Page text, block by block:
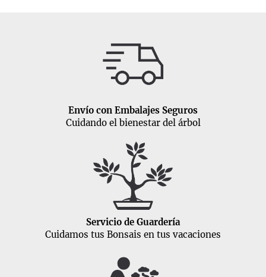
Envío con Embalajes Seguros
Cuidando el bienestar del árbol
Servicio de Guardería
Cuidamos tus Bonsais en tus vacaciones